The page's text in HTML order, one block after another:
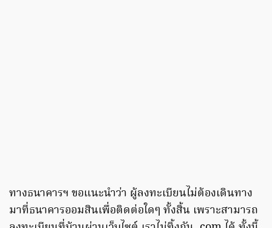
ทางธนาคารฯ ขอแนะนำว่า ผู้ลงทะเบียนไม่ต้องเดินทาง
มาที่ธนาคารออมสินเพื่อติดต่อใดๆ ทั้งสิ้น เพราะสามารถ